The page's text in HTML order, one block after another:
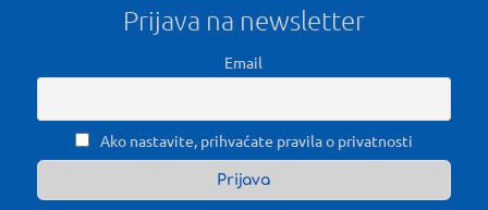
Prijava na newsletter
Email
Ako nastavite, prihvaćate pravila o privatnosti